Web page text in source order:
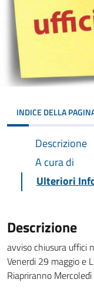
INDICE DELLA
Descrizione
A cura di
Ulteriori
Descrizione
avviso chiusura uffici
Venerdi 29 maggio e
Riapriranno